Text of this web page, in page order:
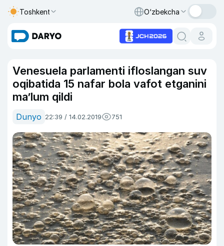
Toshkent O‘zbekcha
Venesuela parlamenti ifloslangan suv
oqibatida 15 nafar bola vafot etganini
ma’lum qildi
Dunyo 22:39 / 14.02.2019 751